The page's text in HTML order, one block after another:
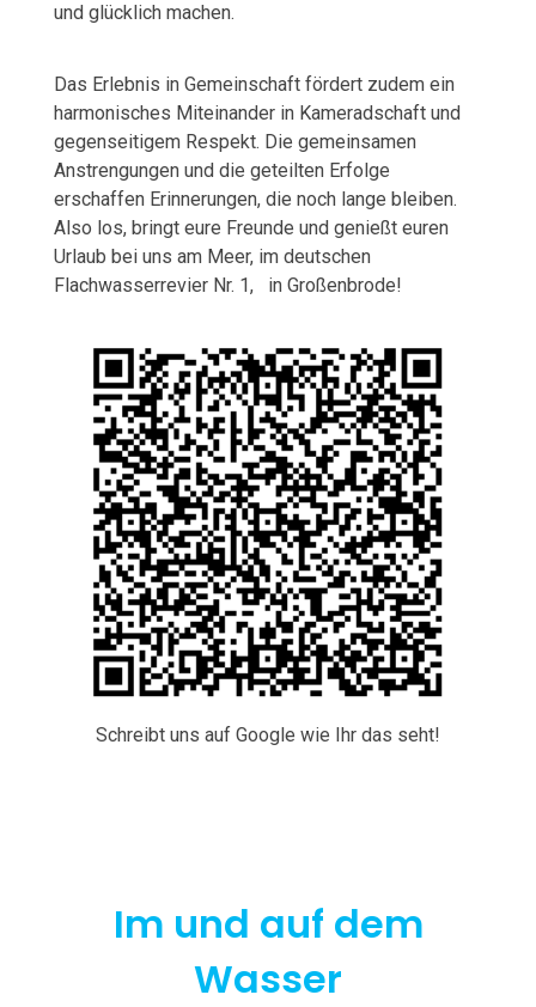
und glücklich machen.
Das Erlebnis in Gemeinschaft fördert zudem ein
harmonisches Miteinander in Kameradschaft und
gegenseitigem Respekt. Die gemeinsamen
Anstrengungen und die geteilten Erfolge
erschaffen Erinnerungen, die noch lange bleiben.
Also los, bringt eure Freunde und genießt euren
Urlaub bei uns am Meer, im deutschen
Flachwasserrevier Nr. 1, in Großenbrode!
Schreibt uns auf Google wie Ihr das seht!
Im und auf dem
Wasser